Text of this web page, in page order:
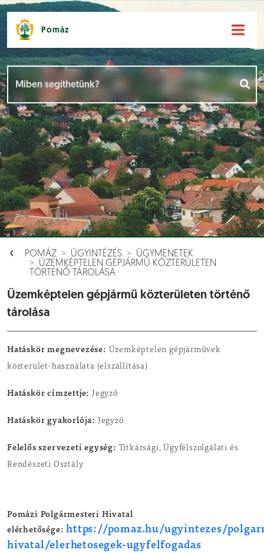
Pomáz
POMÁZ ÜGYINTÉZÉS
ÜGYMENETEK
ÜZEMKÉPTELEN GÉPJÁRMŰ KÖZTERÜLETEN
TÖRTÉNŐ TÁROLÁSA
Üzemképtelen gépjármű közterületen történő
tárolása
Hatáskör megnevezése: Üzemképtelen gépjárművek
közterület-használata (elszállítása)
Hatáskör címzettje: Jegyző
Hatáskör gyakorlója: Jegyző
Felelős szervezeti egység: Titkársági, Ügyfélszolgálati és
Rendészeti Osztály
Pomázi Polgármesteri Hivatal
elérhetősége: https://pomaz.hu/ugyintezes/
hivatal/elerhetosegek-ugyfelfogadas
Események []
Dokumentumok [ ]
Aloldalak []